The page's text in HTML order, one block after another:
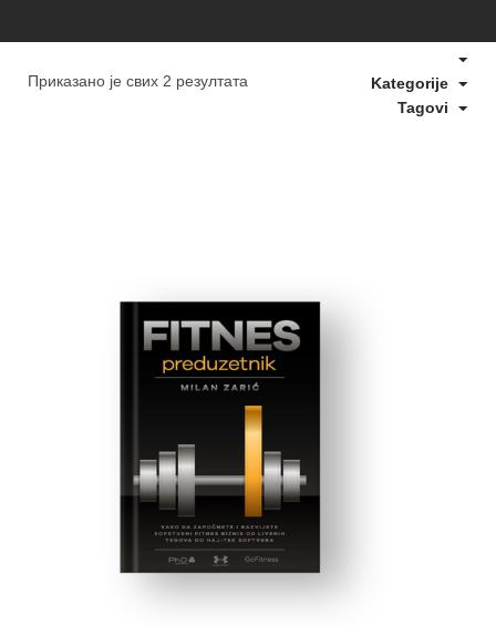
Приказано је свих 2 резултата
Kategorije
Tagovi